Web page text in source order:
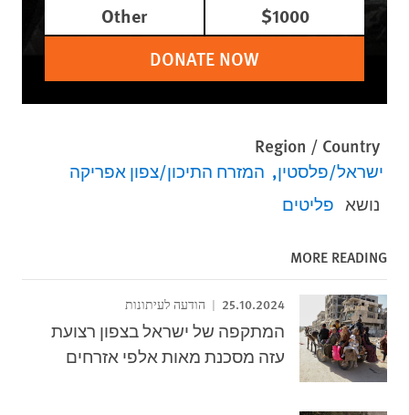
$1000
Other
DONATE NOW
Region / Country
ישראל/פלסטין המזרח התיכון/צפון אפריקה
נושא פליטים
MORE READING
25.10.2024 הודעה לעיתונות
המתקפה של ישראל בצפון רצועת
עזה מסכנת מאות אלפי אזרחים